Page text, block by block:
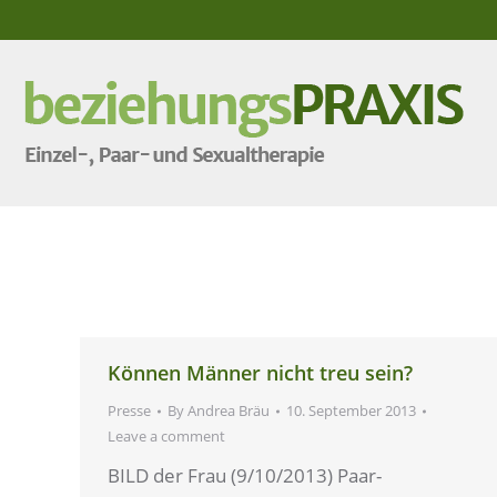
Können Männer nicht treu sein?
Presse ByAndrea Bräu
10. September 2013
Leave a comment
BILD der Frau (9/10/2013) Paar-